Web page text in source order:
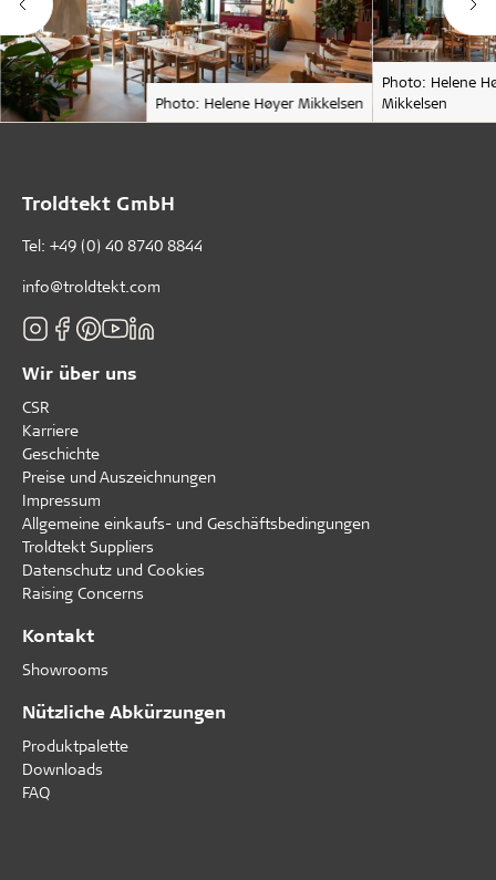
Photo: Helene Høyer Mikkelsen
Photo: Helene
Mikkelsen
Troldtekt GmbH
Tel: +49 (0) 40 8740 8844
info@troldtekt.com
Wir über uns
CSR
Karriere
Geschichte
Preise und Auszeichnungen
Impressum
Allgemeine einkaufs- und Geschäftsbedingungen
Troldtekt Suppliers
Datenschutz und Cookies
Raising Concerns
Kontakt
Showrooms
Nützliche Abkürzungen
Produktpalette
Downloads
FAQ